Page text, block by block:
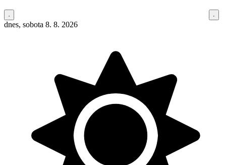
dnes, sobota 8. 8. 2026